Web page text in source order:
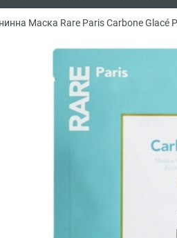
Маска Rare Paris Carbone Glacé